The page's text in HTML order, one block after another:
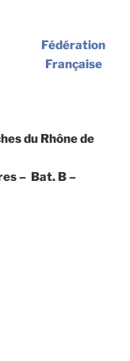
Fédération
Française
du Rhône de
– Bat. B –